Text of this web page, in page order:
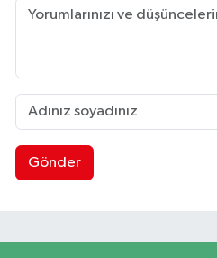
Gönder